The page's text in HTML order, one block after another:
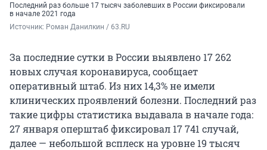
Последний раз больше 17 тысяч заболевших в России фиксировали
в начале 2021 года
Источник: Роман Данилкин / 63.RU
За последние сутки в России выявлено 17 262
новых случая коронавируса, сообщает
оперативный штаб. Из них 14,3% не имели
клинических проявлений болезни. Последний раз
такие цифры статистика выдавала в начале года:
27 января оперштаб фиксировал 17 741 случай,
далее — небольшой всплеск на уровне 19 тысяч